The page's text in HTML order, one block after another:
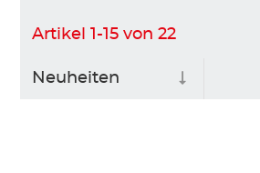
Artikel1 -15 von22